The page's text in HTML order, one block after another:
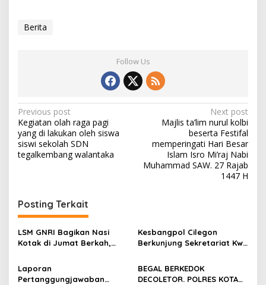
Berita
Follow Us
Post
navigation
Previous post
Kegiatan olah raga pagi
yang di lakukan oleh siswa
siswi sekolah SDN
tegalkembang walantaka
Next post
Majlis ta’lim nurul kolbi
beserta Festifal
memperingati Hari Besar
Islam Isro Mi’raj Nabi
Muhammad SAW. 27 Rajab
1447 H
Posting Terkait
LSM GNRI Bagikan Nasi
Kotak di Jumat Berkah,
Kesbangpol Cilegon
Berkunjung Sekretariat Kwri
Kemitraan yang kokoh
Laporan
Pertanggungjawaban
BEGAL BERKEDOK
DECOLETOR. POLRES KOTA